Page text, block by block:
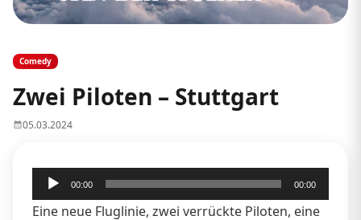
Comedy
Zwei Piloten – Stuttgart
05.03.2024
Audio-
Player
00:00 00:00
Eine neue Fluglinie, zwei verrückte Piloten, eine